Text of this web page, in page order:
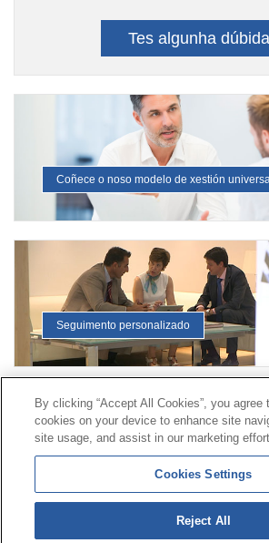
Tes algunha
Coñece o noso modelo de xestión
Seguimento personalizado
Contacto|Perfil do contratante|
Liña Universal 900 203 203|Zona
Prestacións Especiais|Zona Privada
© Mutua Universal 2026| Mapa do
Política de Protección de Datos
By clicking “Accept All Cookies”, you agree
cookies on your device to enhance site
site usage, and assist in our marketing
Cookies Settings
Reject All